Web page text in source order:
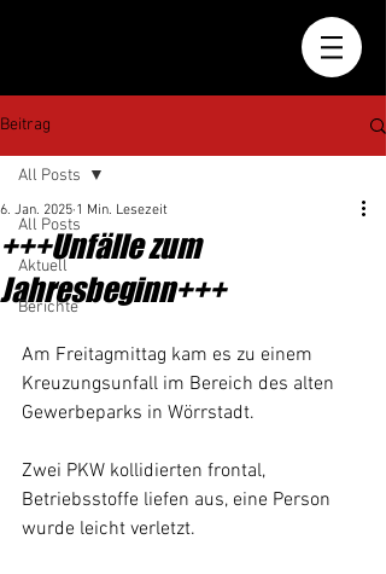
Beitrag
All Posts
Aktuell
Berichte
All Posts
+++Unfälle zum
Jahresbeginn+++
6. Jan. 2025 1 Min. Lesezeit
Am Freitagmittag kam es zu einem
Kreuzungsunfall im Bereich des alten
Gewerbeparks in Wörrstadt.
Zwei PKW kollidierten frontal,
Betriebsstoffe liefen aus, eine Person
wurde leicht verletzt.